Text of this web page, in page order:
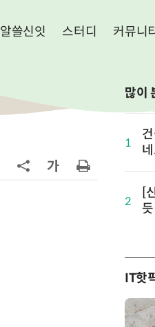
알쓸신잇 스터디 커뮤니티
많이
1
2
[
IT핫